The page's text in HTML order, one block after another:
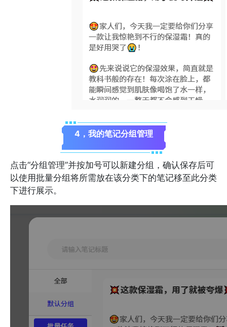
4，我的笔记分组管理
点击“分组管理”并按加号可以新建分组，确认保存后可
以使用批量分组将所需放在该分类下的笔记移至此分类
下进行展示。